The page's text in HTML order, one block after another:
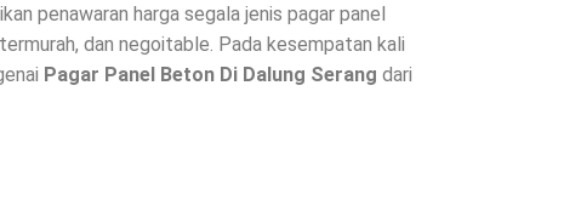
penawaran harga segala jenis pagar panel
dan negoitable. Pada kesempatan kali
Pagar Panel Beton Di Dalung Serang dari